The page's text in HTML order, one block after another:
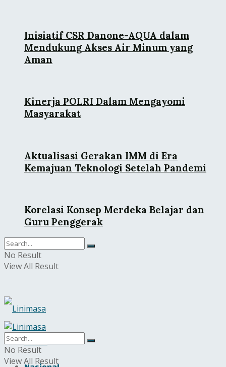
Inisiatif CSR Danone-AQUA dalam
Mendukung Akses Air Minum yang
Aman
Kinerja POLRI Dalam Mengayomi
Masyarakat
Aktualisasi Gerakan IMM di Era
Kemajuan Teknologi Setelah Pandemi
Korelasi Konsep Merdeka Belajar dan
Guru Penggerak
No Result
View All Result
Home
No Result
View All Result